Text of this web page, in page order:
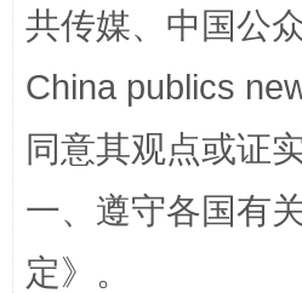
全民健身五年计划来了！等
共传媒、中国公
China publics
同意其观点或证
一、遵守各国有
定》。